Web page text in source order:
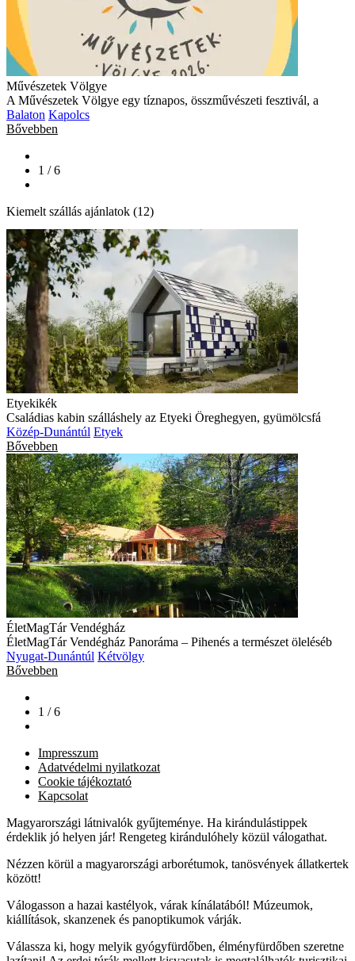
Művészetek Völgye
A Művészetek Völgye egy tíznapos, összművészeti fesztivál, a
Balaton Kapolcs
Bővebben
1 / 6
Kiemelt szállás ajánlatok (12)
Etyekikék
Családias kabin szálláshely az Etyeki Öreghegyen, gyümölcsfá
Közép-Dunántúl Etyek
Bővebben
ÉletMagTár Vendégház
ÉletMagTár Vendégház Panoráma – Pihenés a természet öleléséb
Nyugat-Dunántúl Kétvölgy
Bővebben
1 / 6
Impresszum
Adatvédelmi nyilatkozat
Cookie tájékoztató
Kapcsolat
Magyarországi látnivalók gyűjteménye. Ha kirándulástippek
érdeklik jó helyen jár! Rengeteg kirándulóhely közül válogathat.
Nézzen körül a magyarországi arborétumok, tanösvények állatkertek
között!
Válogasson a hazai kastélyok, várak kínálatából! Múzeumok,
kiállítások, skanzenek és panoptikumok várják.
Válassza ki, hogy melyik gyógyfürdőben, élményfürdőben szeretne